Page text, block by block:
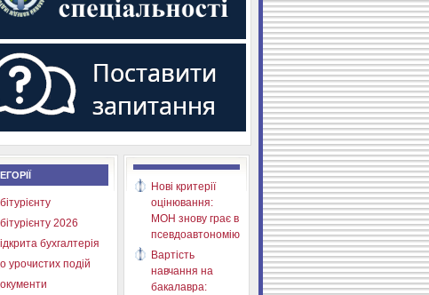
2026
бухгалтерія
урочистих подій
Нові критерії
оцінювання:
МОН знову грає в
псевдоавтономію
Вартість
навчання на
бакалавра: